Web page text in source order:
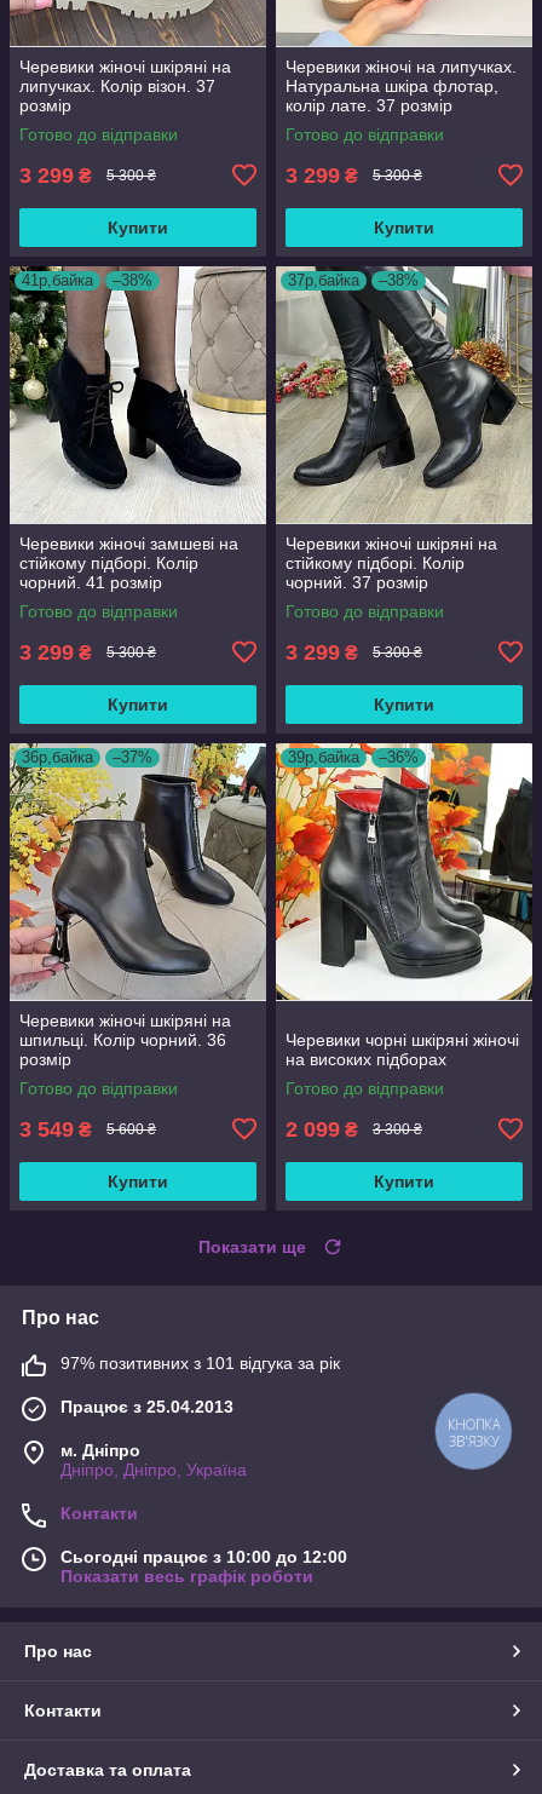
Черевики жіночі шкіряні на
липучках. Колір візон. 37
розмір
Готово до відправки
3 299 ₴ 5 300 ₴
Купити
Черевики жіночі на липучках.
Натуральна шкіра флотар,
колір лате. 37 розмір
Готово до відправки
3 299 ₴ 5 300 ₴
Купити
41р,байка –38%
Черевики жіночі замшеві на
стійкому підборі. Колір
чорний. 41 розмір
Готово до відправки
3 299 ₴ 5 300 ₴
Купити
37р,байка –38%
Черевики жіночі шкіряні на
стійкому підборі. Колір
чорний. 37 розмір
Готово до відправки
3 299 ₴ 5 300 ₴
Купити
36р,байка –37%
Черевики жіночі шкіряні на
шпильці. Колір чорний. 36
розмір
Готово до відправки
3 549 ₴ 5 600 ₴
Купити
39р,байка –36%
Черевики чорні шкіряні жіночі
на високих підборах
Готово до відправки
2 099 ₴ 3 300 ₴
Купити
Показати ще
Про нас
97% позитивних з 101 відгука за рік
Працює з 25.04.2013
м. Дніпро
Дніпро, Дніпро, Україна
Контакти
Сьогодні працює з 10:00 до 12:00
Показати весь графік роботи
Про нас
Контакти
Доставка та оплата
КНОПКА
ЗВ'ЯЗКУ